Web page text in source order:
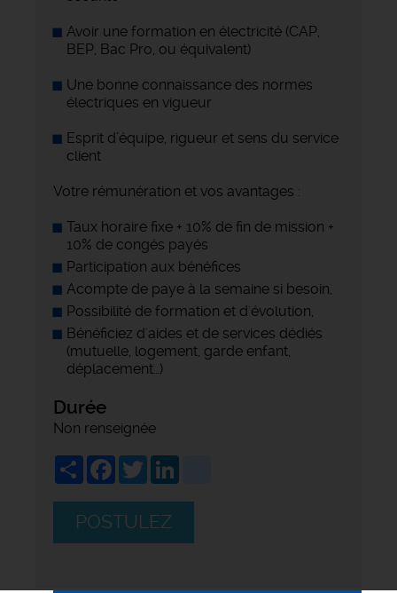
Avoir une formation en électricité (CAP,
BEP, Bac Pro, ou équivalent)
Une bonne connaissance des normes
électriques en vigueur
Esprit d’équipe, rigueur et sens du service
client
Votre rémunération et vos avantages :
Taux horaire fixe + 10% de fin de mission +
10% de congés payés
Participation aux bénéfices
Acompte de paye à la semaine si besoin,
Possibilité de formation et d'évolution,
Bénéficiez d'aides et de services dédiés
(mutuelle, logement, garde enfant,
déplacement…)
Durée
Non renseignée
ShareFacebook
Twitter
POSTULEZ